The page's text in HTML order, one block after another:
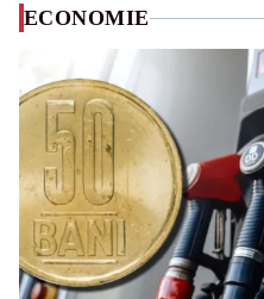
ECONOMIE